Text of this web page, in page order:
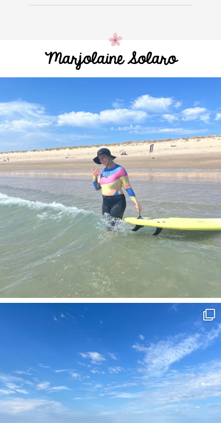
Marjolaine Solaro